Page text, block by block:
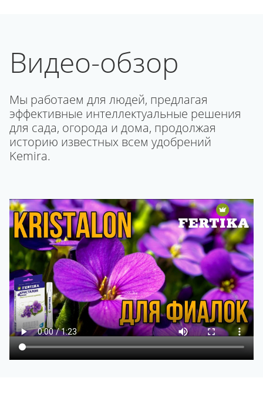
Видео-обзор
Мы работаем для людей, предлагая
эффективные интеллектуальные решения
для сада, огорода и дома, продолжая
историю известных всем удобрений
Kemira.